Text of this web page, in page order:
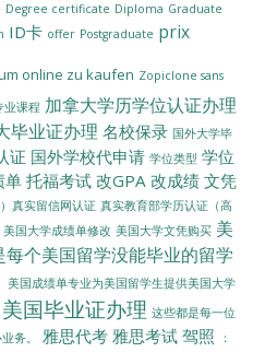
Degree certificate Diploma Graduate
ID卡 offer Postgraduate prix
online zu kaufen Zopiclone sans
业课程 加拿大学历学位认证办理
毕业证办理 名校保录 国外大学毕
证 国外学校代申请 学位类型 学位
单 托福考试 改GPA 改成绩 文凭
真实留信网认证 真实教育部学历认证（高
美国大学成绩单修改 美国大学文凭购买 美
个美国留学没能毕业的留学
美国成绩单专业为美国留学生提供美国大学
美国毕业证办理 这些都是每一位
务。
雅思代考 雅思考试 驾照
：